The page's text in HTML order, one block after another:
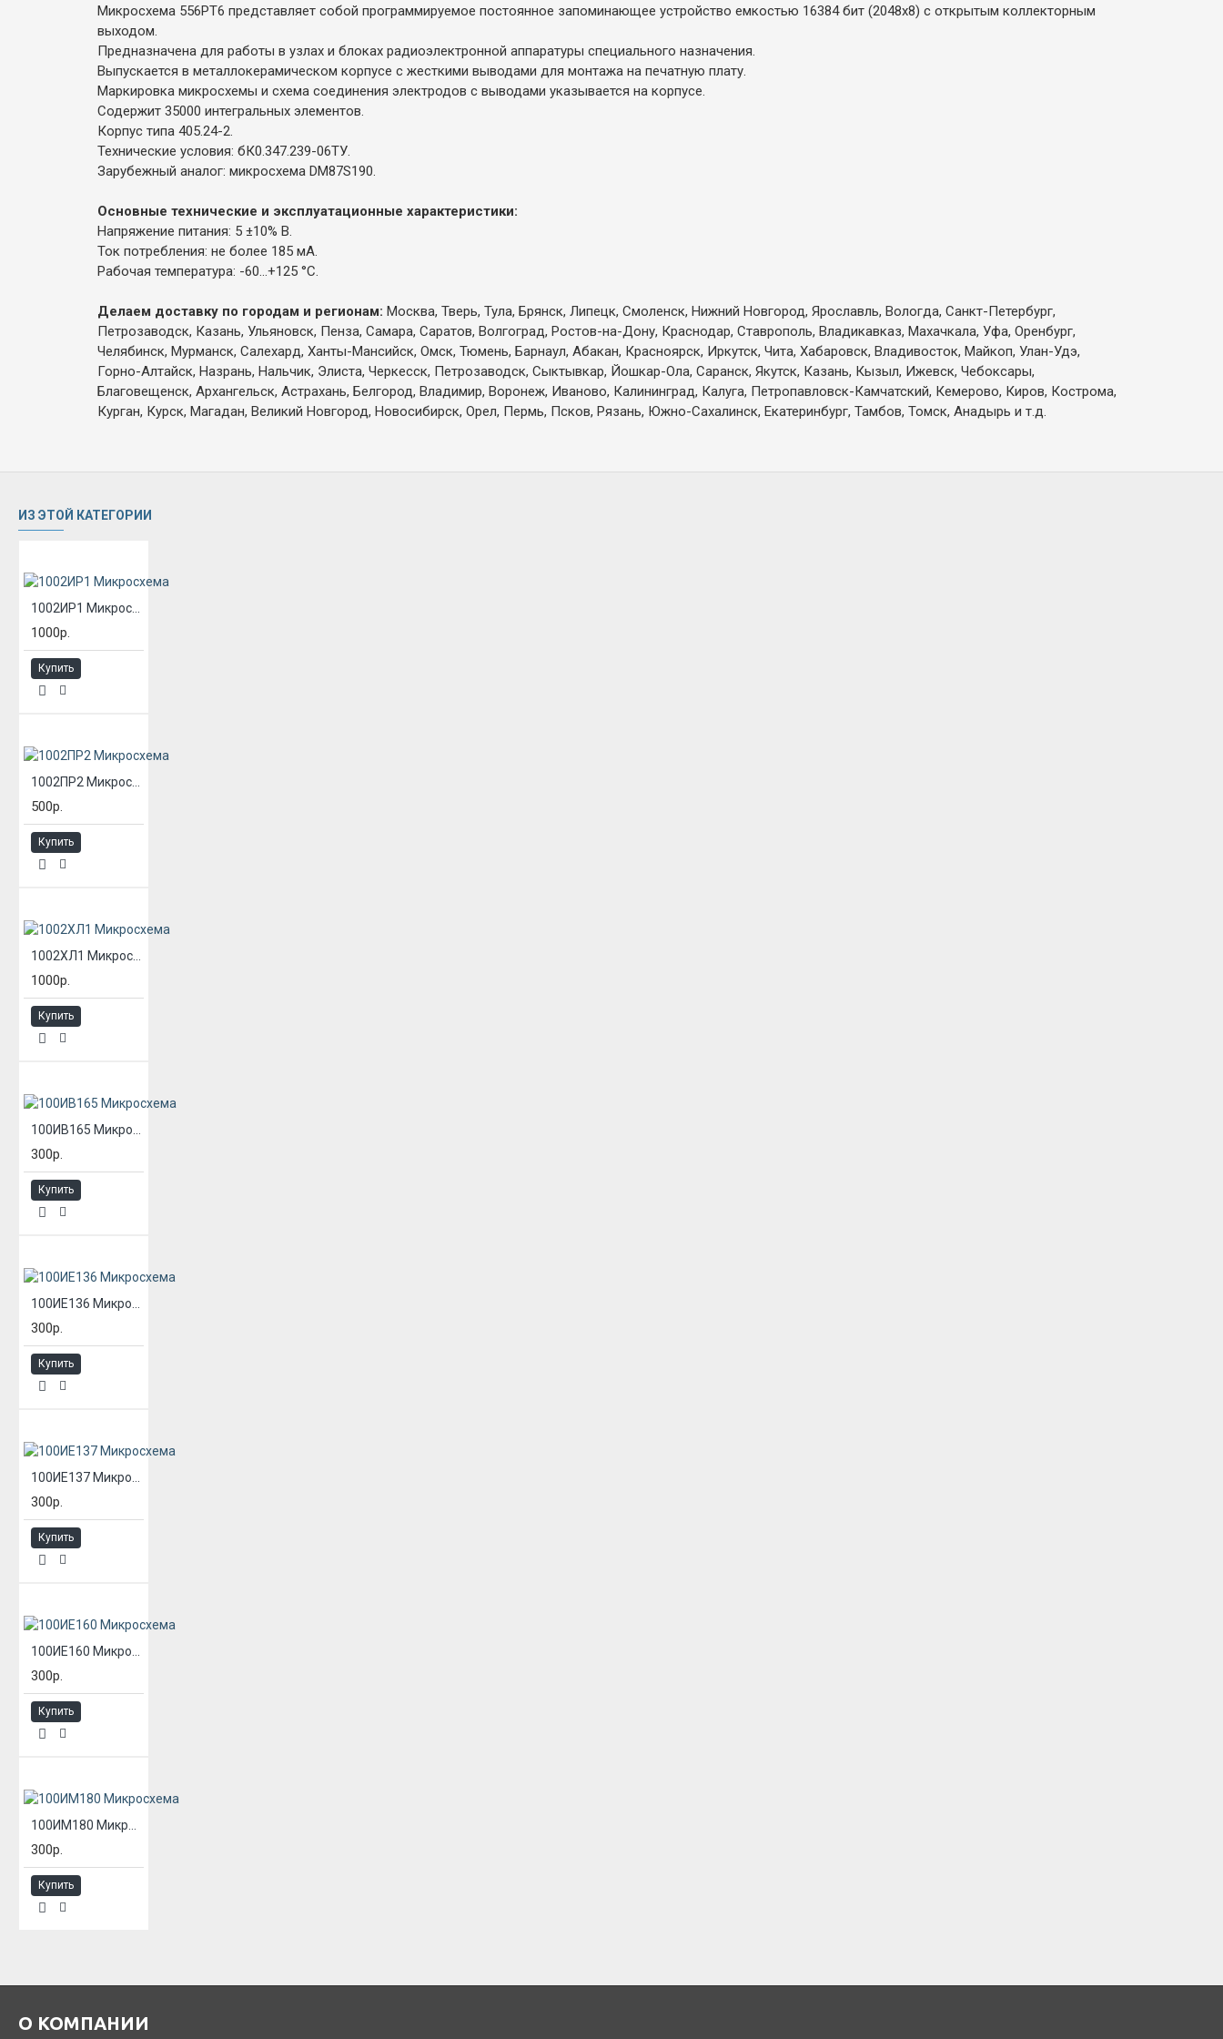
Микросхема 556РТ6 представляет собой программируемое постоянное запоминающее устройство емкостью 16384 бит (2048x8) с открытым коллекторным
выходом.
Предназначена для работы в узлах и блоках радиоэлектронной аппаратуры специального назначения.
Выпускается в металлокерамическом корпусе с жесткими выводами для монтажа на печатную плату.
Маркировка микросхемы и схема соединения электродов с выводами указывается на корпусе.
Содержит 35000 интегральных элементов.
Корпус типа 405.24-2.
Технические условия: бК0.347.239-06ТУ.
Зарубежный аналог: микросхема DM87S190.
Основные технические и эксплуатационные характеристики:
Напряжение питания: 5 ±10% В.
Ток потребления: не более 185 мА.
Рабочая температура: -60...+125 °С.
Делаем доставку по городам и регионам: Москва, Тверь, Тула, Брянск, Липецк, Смоленск, Нижний Новгород, Ярославль, Вологда, Санкт-Петербург,
Петрозаводск, Казань, Ульяновск, Пенза, Самара, Саратов, Волгоград, Ростов-на-Дону, Краснодар, Ставрополь, Владикавказ, Махачкала, Уфа, Оренбург,
Челябинск, Мурманск, Салехард, Ханты-Мансийск, Омск, Тюмень, Барнаул, Абакан, Красноярск, Иркутск, Чита, Хабаровск, Владивосток, Майкоп, Улан-Удэ,
Горно-Алтайск, Назрань, Нальчик, Элиста, Черкесск, Петрозаводск, Сыктывкар, Йошкар-Ола, Саранск, Якутск, Казань, Кызыл, Ижевск, Чебоксары,
Благовещенск, Архангельск, Астрахань, Белгород, Владимир, Воронеж, Иваново, Калининград, Калуга, Петропавловск-Камчатский, Кемерово, Киров, Кострома,
Курган, Курск, Магадан, Великий Новгород, Новосибирск, Орел, Пермь, Псков, Рязань, Южно-Сахалинск, Екатеринбург, Тамбов, Томск, Анадырь и т.д.
ИЗ ЭТОЙ КАТЕГОРИИ
1000р.
Купить
500р.
Купить
1000р.
Купить
300р.
Купить
300р.
Купить
300р.
Купить
300р.
Купить
300р.
Купить
О КОМПАНИИ